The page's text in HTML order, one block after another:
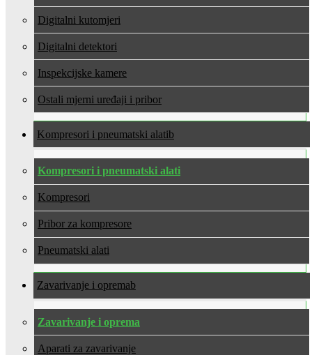
Digitalni kutomjeri
Digitalni detektori
Inspekcijske kamere
Ostali mjerni uređaji i pribor
Kompresori i pneumatski alati
Kompresori i pneumatski alati
Kompresori
Pribor za kompresore
Pneumatski alati
Zavarivanje i oprema
Zavarivanje i oprema
Aparati za zavarivanje